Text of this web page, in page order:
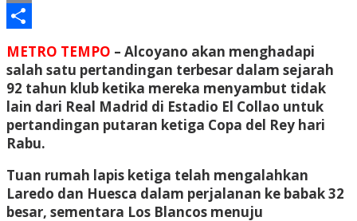
Email
METRO TEMPO – Alcoyano akan menghadapi
salah satu pertandingan terbesar dalam sejarah
92 tahun klub ketika mereka menyambut tidak
lain dari Real Madrid di Estadio El Collao untuk
pertandingan putaran ketiga Copa del Rey hari
Rabu.
Tuan rumah lapis ketiga telah mengalahkan
Laredo dan Huesca dalam perjalanan ke babak 32
besar, sementara Los Blancos menuju